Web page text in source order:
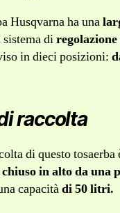
Husqvarna ha una
sistema di
in dieci posizioni:
raccolta
di questo tosaerba
chiuso in alto da una
capacitàdi 50 litri.